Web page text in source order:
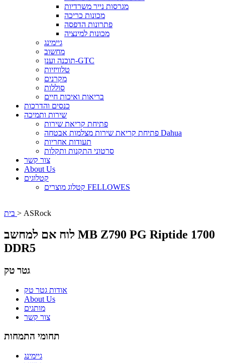
מגרסות נייר משרדיות
מכונות כריכה
פתרונות הדפסה
מכונות למינציה
גיימינג
מחשוב
תוכנה וענן-GTC
טלוויזיות
מקרנים
סוללות
בריאות ואיכות חיים
כנסים והדרכות
שירות ותמיכה
פתיחת קריאת שירות
פתיחת קריאת שירות מצלמות אבטחה Dahua
תעודות אחריות
סרטוני התקנות ותקלות
צור קשר
About Us
קטלוגים
קטלוג מוצרים FELLOWES
> ASRock
לוח אם למחשב MB Z790 PG Riptide 1700
DDR5
גטר טק
אודות גטר טק
About Us
מותגים
צור קשר
תחומי התמחות
גיימינג